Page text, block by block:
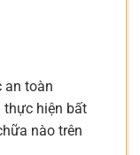
toàn
thực hiện bất
nào trên